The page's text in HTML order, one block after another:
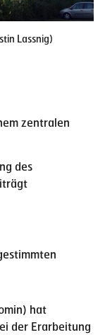
Lassnig)
zentralen
des
hat
der Erarbeitung